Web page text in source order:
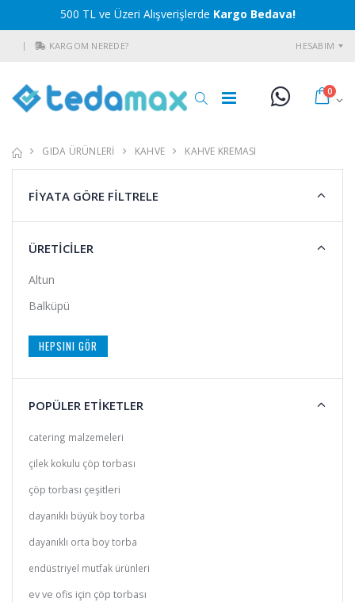
500 TL ve Üzeri Alışverişlerde Kargo Bedava!
KARGOM NEREDE? HESABIM
0
GIDA ÜRÜNLERİ KAHVE KAHVE KREMASI
FİYATA GÖRE FİLTRELE
ÜRETİCİLER
Altun
Balküpü
HEPSINI GÖR
POPÜLER ETİKETLER
catering malzemeleri
çilek kokulu çöp torbası
çöp torbası çeşitleri
dayanıklı büyük boy torba
dayanıklı orta boy torba
endüstriyel mutfak ürünleri
ev ve ofis için çöp torbası